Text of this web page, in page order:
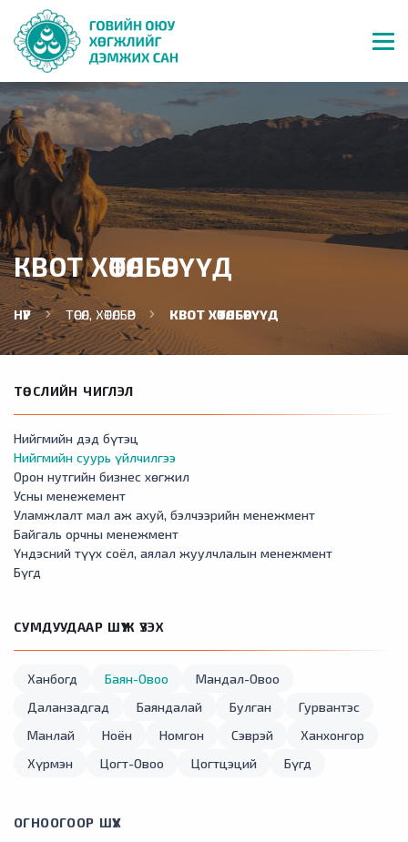
КВОТ ХӨТӨЛБӨРҮҮД
НҮҮР ТӨСӨЛ, ХӨТӨЛБӨР КВОТ ХӨТӨЛБӨРҮҮД
ТӨСЛИЙН ЧИГЛЭЛ
Нийгмийн дэд бүтэц
Нийгмийн суурь үйлчилгээ
Орон нутгийн бизнес хөгжил
Усны менежемент
Уламжлалт мал аж ахуй, бэлчээрийн менежмент
Байгаль орчны менежмент
Үндэсний түүх соёл, аялал жуулчлалын менежмент
Бүгд
СУМДУУДААР ШҮҮЖ ҮЗЭХ
Ханбогд Баян-Овоо
Мандал-Овоо
Даланзадгад
Баяндалай Булган
Гурвантэс
Манлай
Ноён Номгон Сэврэй
Ханхонгор
Хүрмэн
Цогт-Овоо Цогтцэций Бүгд
ОГНООГООР ШҮҮХ